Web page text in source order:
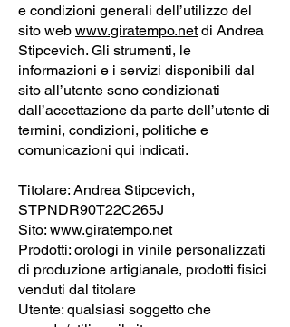
e condizioni generali dell’utilizzo del
sito web www.giratempo.netdi Andrea
Stipcevich. Gli strumenti, le
informazioni e i servizi disponibili dal
sito all’utente sono condizionati
dall’accettazione da parte dell’utente di
termini, condizioni, politiche e
comunicazioni qui indicati.
Titolare: Andrea Stipcevich,
STPNDR90T22C265J
Sito: www.giratempo.net
Prodotti: orologi in vinile personalizzati
di produzione artigianale, prodotti fisici
venduti dal titolare
Utente: qualsiasi soggetto che